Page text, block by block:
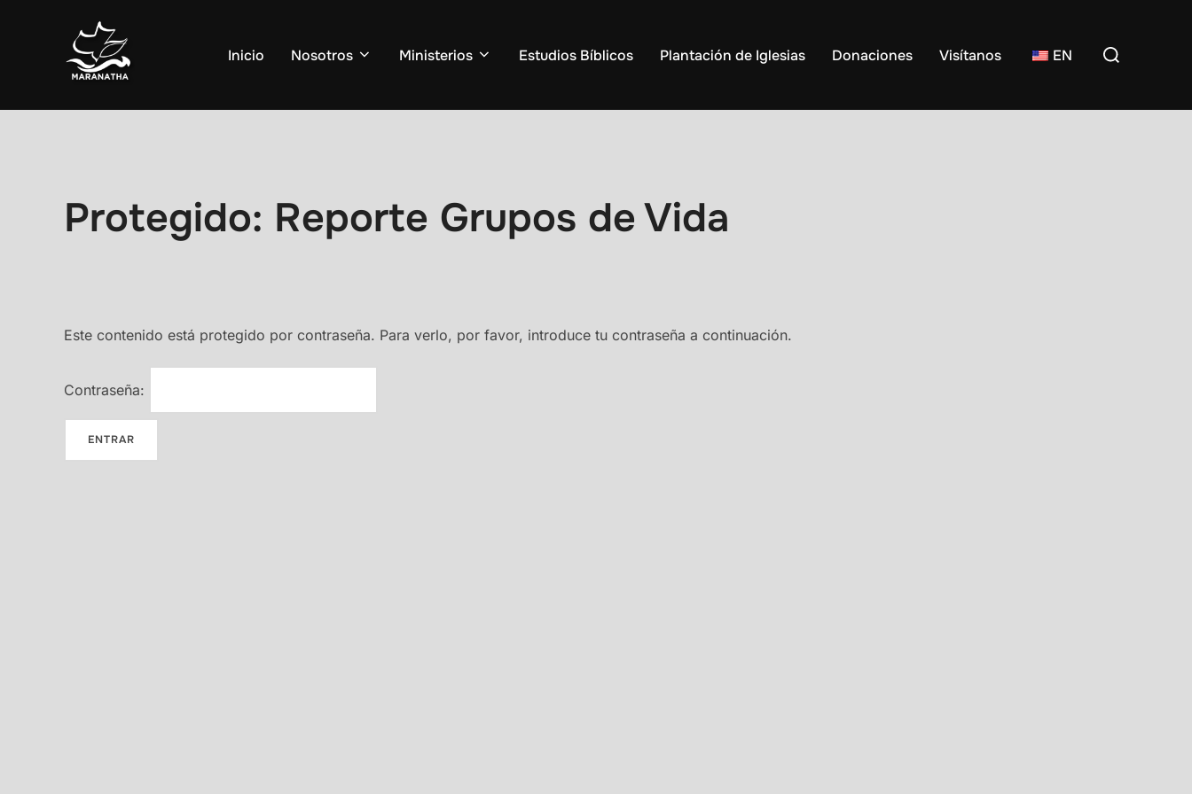
Inicio Nosotros Ministerios Estudios Bíblicos Plantación de Iglesias Donaciones Visítanos EN
Buscar:
Protegido: Reporte Grupos de Vida
Este contenido está protegido por contraseña. Para verlo, por favor, introduce tu contraseña a continuación.
Contraseña: